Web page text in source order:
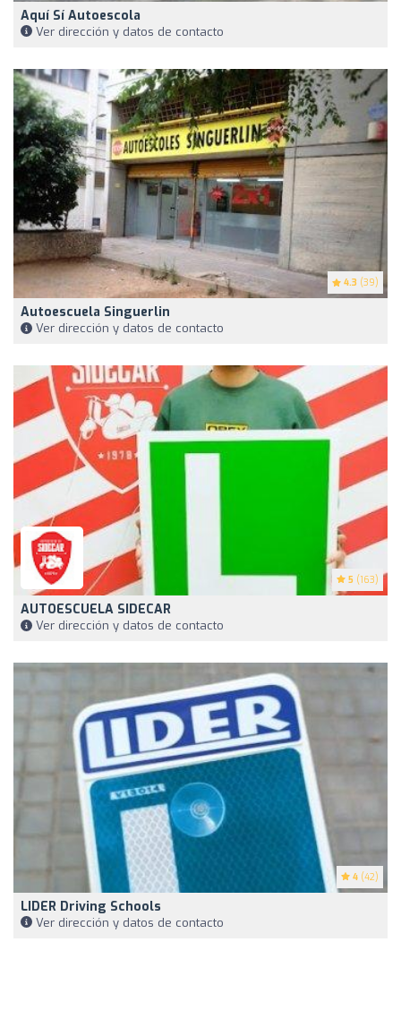
Aquí Sí Autoescola
Ver dirección y datos de contacto
4.3 (39)
Autoescuela Singuerlin
Ver dirección y datos de contacto
5 (163)
AUTOESCUELA SIDECAR
Ver dirección y datos de contacto
4 (42)
LIDER Driving Schools
Ver dirección y datos de contacto